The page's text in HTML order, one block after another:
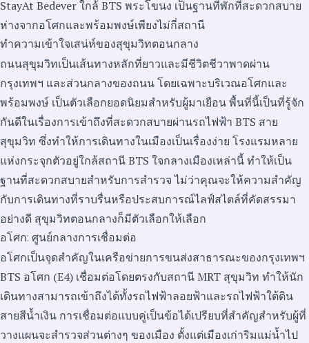
StayAt Bedever ใกล้ BTS พระโขนง เป็นฐานที่พักที่สะดวกสบาย
ห่างจากอโศกและพร้อมพงษ์เพียงไม่กี่สถานี
ทำความเข้าใจเสน่ห์ของสุขุมวิทตอนกลาง
ถนนสุขุมวิทเป็นเส้นทางหลักที่ยาวและมีชีวิตชีวาพาดผ่าน
กรุงเทพฯ และส่วนกลางของถนน โดยเฉพาะบริเวณอโศกและ
พร้อมพงษ์ เป็นตัวเลือกยอดนิยมสำหรับผู้มาเยือน พื้นที่นี้เป็นที่รู้จัก
กันดีในเรื่องการเข้าถึงที่สะดวกสบายผ่านรถไฟฟ้า BTS สาย
สุขุมวิท ซึ่งทำให้การเดินทางในเมืองเป็นเรื่องง่าย โรงแรมหลาย
แห่งกระจุกตัวอยู่ใกล้สถานี BTS ใจกลางเมืองเหล่านี้ ทำให้เป็น
ฐานที่สะดวกสบายสำหรับการสำรวจ ไม่ว่าคุณจะให้ความสำคัญ
กับการเดินทางที่ราบรื่นหรือประสบการณ์ไลฟ์สไตล์ที่คัดสรรมา
อย่างดี สุขุมวิทตอนกลางก็มีตัวเลือกให้เลือก
อโศก: ศูนย์กลางการเชื่อมต่อ
อโศกเป็นจุดสำคัญในเครือข่ายการขนส่งสาธารณะของกรุงเทพฯ
BTS อโศก (E4) เชื่อมต่อโดยตรงกับสถานี MRT สุขุมวิท ทำให้นัก
เดินทางสามารถเข้าถึงได้ทั้งรถไฟฟ้าลอยฟ้าและรถไฟฟ้าใต้ดิน
สายสีน้ำเงิน การเชื่อมต่อแบบคู่เป็นข้อได้เปรียบที่สำคัญสำหรับผู้ที่
วางแผนจะสำรวจส่วนต่างๆ ของเมือง ตั้งแต่เมืองเก่าริมแม่น้ำไป